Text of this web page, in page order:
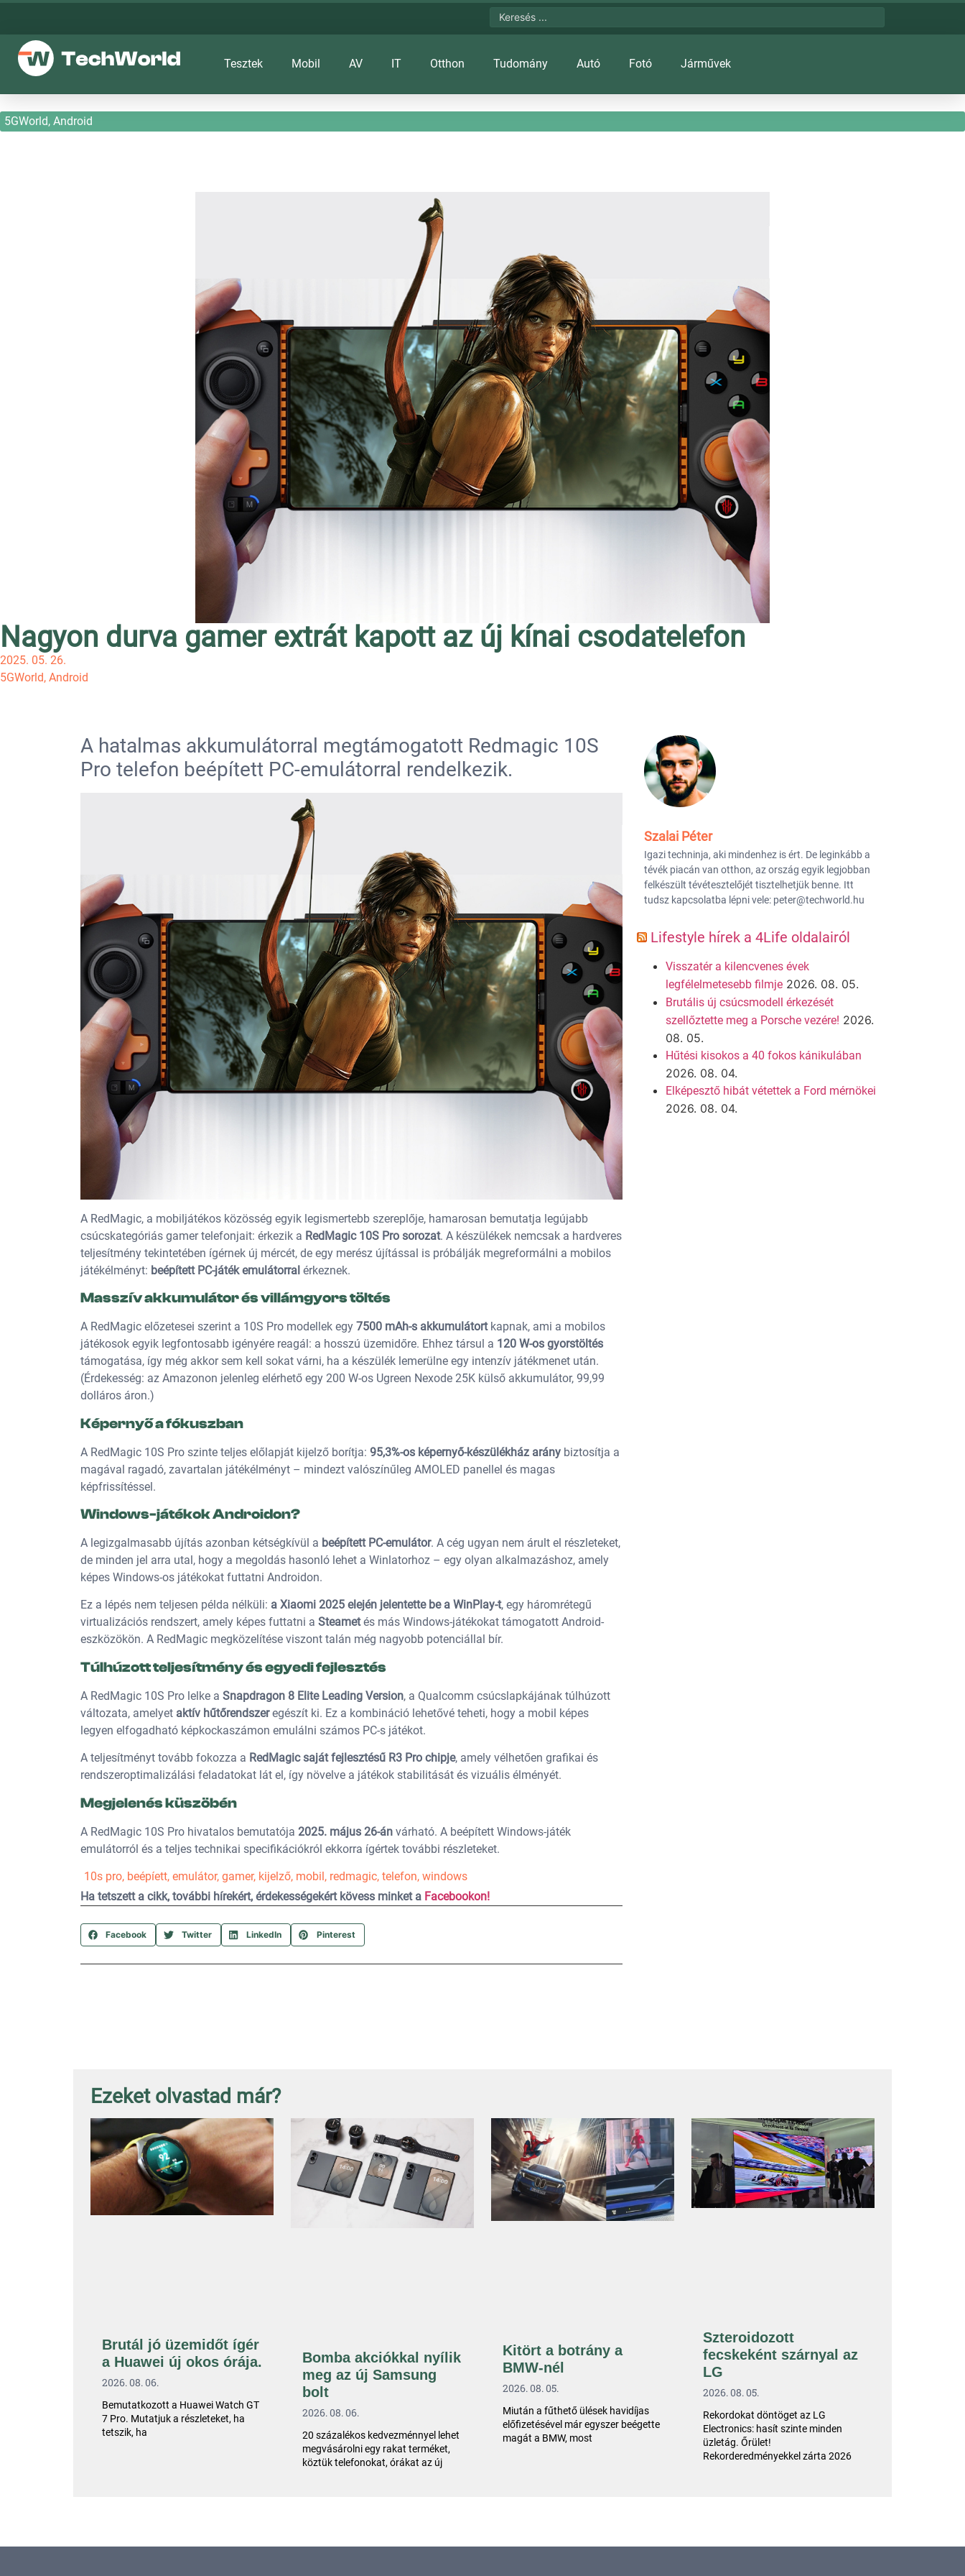
Tesztek Mobil AV IT Otthon Tudomány Autó Fotó Járművek
5GWorld, Android
Nagyon durva gamer extrát kapott az új kínai csodatelefon
2025. 05. 26.
5GWorld, Android
A hatalmas akkumulátorral megtámogatott Redmagic 10S
Pro telefon beépített PC-emulátorral rendelkezik.
A RedMagic, a mobiljátékos közösség egyik legismertebb szereplője, hamarosan bemutatja legújabb
csúcskategóriás gamer telefonjait: érkezik a RedMagic 10S Pro sorozat. A készülékek nemcsak a hardveres
teljesítmény tekintetében ígérnek új mércét, de egy merész újítással is próbálják megreformálni a mobilos
játékélményt: beépített PC-játék emulátorral érkeznek.
Masszív akkumulátor és villámgyors töltés
A RedMagic előzetesei szerint a 10S Pro modellek egy 7500 mAh-s akkumulátortkapnak, ami a mobilos
játékosok egyik legfontosabb igényére reagál: a hosszú üzemidőre. Ehhez társul a 120 W-os gyorstöltés
támogatása, így még akkor sem kell sokat várni, ha a készülék lemerülne egy intenzív játékmenet után.
(Érdekesség: az Amazonon jelenleg elérhető egy 200 W-os Ugreen Nexode 25K külső akkumulátor, 99,99
dolláros áron.)
Képernyő a fókuszban
A RedMagic 10S Pro szinte teljes előlapját kijelző borítja: 95,3%-os képernyő-készülékház arány biztosítja a
magával ragadó, zavartalan játékélményt – mindezt valószínűleg AMOLED panellel és magas
képfrissítéssel.
Windows-játékok Androidon?
A legizgalmasabb újítás azonban kétségkívül a beépített PC-emulátor. A cég ugyan nem árult el részleteket,
de minden jel arra utal, hogy a megoldás hasonló lehet a Winlatorhoz – egy olyan alkalmazáshoz, amely
képes Windows-os játékokat futtatni Androidon.
Ez a lépés nem teljesen példa nélküli: a Xiaomi 2025 elején jelentette be a WinPlay-t, egy háromrétegű
virtualizációs rendszert, amely képes futtatni a Steametés más Windows-játékokat támogatott Android-
eszközökön. A RedMagic megközelítése viszont talán még nagyobb potenciállal bír.
Túlhúzott teljesítmény és egyedi fejlesztés
A RedMagic 10S Pro lelke a Snapdragon 8 Elite Leading Version, a Qualcomm csúcslapkájának túlhúzott
változata, amelyet aktív hűtőrendszeregészít ki. Ez a kombináció lehetővé teheti, hogy a mobil képes
legyen elfogadható képkockaszámon emulálni számos PC-s játékot.
A teljesítményt tovább fokozza a RedMagic saját fejlesztésű R3 Pro chipje, amely vélhetően grafikai és
rendszeroptimalizálási feladatokat lát el, így növelve a játékok stabilitását és vizuális élményét.
Megjelenés küszöbén
A RedMagic 10S Pro hivatalos bemutatója 2025. május 26-án várható. A beépített Windows-játék
emulátorról és a teljes technikai specifikációkról ekkorra ígértek további részleteket.
10s pro, beépíett, emulátor, gamer, kijelző, mobil, redmagic, telefon, windows
Ha tetszett a cikk, további hírekért, érdekességekért kövess minket a Facebookon!
Facebook Twitter LinkedIn Pinterest
Szalai Péter
Igazi techninja, aki mindenhez is ért. De leginkább a
tévék piacán van otthon, az ország egyik legjobban
felkészült tévétesztelőjét tisztelhetjük benne. Itt
tudsz kapcsolatba lépni vele: peter@techworld.hu
Lifestyle hírek a 4Life oldalairól
Visszatér a kilencvenes évek
legfélelmetesebb filmje 2026. 08. 05.
Brutális új csúcsmodell érkezését
szellőztette meg a Porsche vezére! 2026.
08. 05.
Hűtési kisokos a 40 fokos kánikulában
2026. 08. 04.
Elképesztő hibát vétettek a Ford mérnökei
2026. 08. 04.
Ezeket olvastad már?
Brutál jó üzemidőt ígér
a Huawei új okos órája.
2026. 08. 06.
Bemutatkozott a Huawei Watch GT
7 Pro. Mutatjuk a részleteket, ha
tetszik, ha
Bomba akciókkal nyílik
meg az új Samsung
bolt
2026. 08. 06.
20 százalékos kedvezménnyel lehet
megvásárolni egy rakat terméket,
köztük telefonokat, órákat az új
Kitört a botrány a
BMW-nél
2026. 08. 05.
Miután a fűthető ülések havidíjas
előfizetésével már egyszer beégette
magát a BMW, most
Szteroidozott
fecskeként szárnyal az
LG
2026. 08. 05.
Rekordokat döntöget az LG
Electronics: hasít szinte minden
üzletág. Őrület!
Rekorderedményekkel zárta 2026